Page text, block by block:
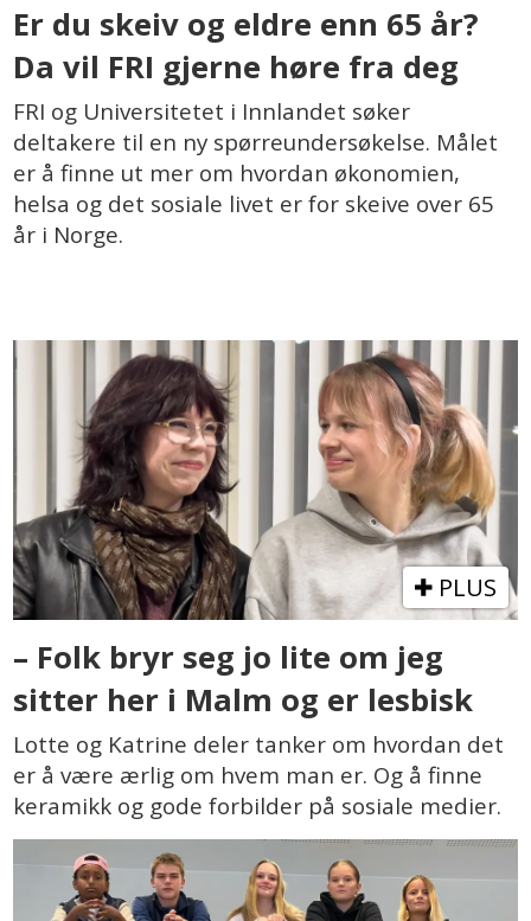
Er du skeiv og eldre enn 65 år?
Da vil FRI gjerne høre fra deg
FRI og Universitetet i Innlandet søker
deltakere til en ny spørreundersøkelse. Målet
er å finne ut mer om hvordan økonomien,
helsa og det sosiale livet er for skeive over 65
år i Norge.
PLUS
– Folk bryr seg jo lite om jeg
sitter her i Malm og er lesbisk
Lotte og Katrine deler tanker om hvordan det
er å være ærlig om hvem man er. Og å finne
keramikk og gode forbilder på sosiale medier.